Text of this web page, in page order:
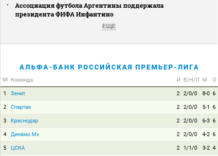
Ассоциация футбола Аргентины поддержала
президента ФИФА Инфантино
ЕЩЕ
АЛЬФА-БАНК РОССИЙСКАЯ ПРЕМЬЕР-ЛИГА
№ Команда И В/Н/П М О
1 Зенит 2 2/0/0 8-0 6
2 Спартак 2 2/0/0 5-1 6
3 Краснодар 2 2/0/0 6-3 6
4 Динамо Мх 2 2/0/0 4-2 6
5 ЦСКА 2 1/1/0 3-2 4